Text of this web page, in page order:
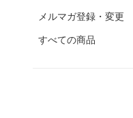
メルマガ登録・変更
すべての商品